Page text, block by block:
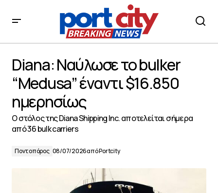
ημερησίως
Diana: Ναύλωσε το bulker
“Medusa” έναντι $16.850
ημερησίως
Ο στόλος της Diana Shipping Inc. αποτελείται σήμερα
από 36 bulk carriers
Ποντοπόρος 08/07/2026απόPortcity